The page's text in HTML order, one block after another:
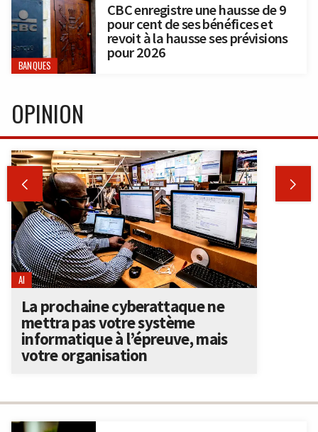
BANQUES
CBC enregistre une hausse de 9
pour cent de ses bénéfices et
revoit à la hausse ses prévisions
pour 2026
OPINION
 
AI
La prochaine cyberattaque ne
mettra pas votre système
informatique à l’épreuve, mais
votre organisation